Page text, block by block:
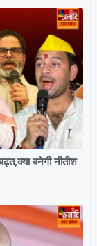
बनेगी नीतीश